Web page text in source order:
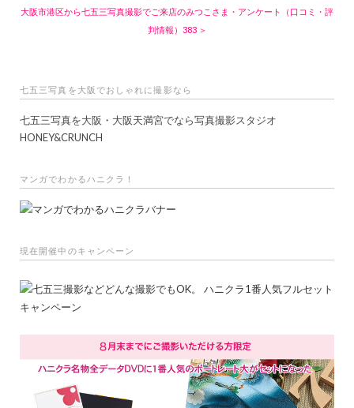
大阪市港区から七五三写真撮影でご来店のみつこさま・アンケート（口コミ・評
判情報）383 ＞
七五三写真を大阪でおしゃれに撮影なら
七五三写真を大阪・大阪天満宮でなら写真撮影スタジオ
HONEY&CRUNCH
マンガでわかるハニクラ！
現在開催中のキャンペーン